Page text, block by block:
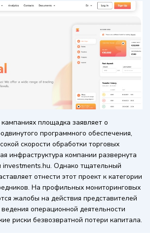
площадка заявляет о
программного обеспечения,
скорости обработки торговых
инфраструктура компании развернута
Однако тщательный
отнести этот проект к категории
На профильных мониторинговых
жалобы на действия представителей
операционной деятельности
риски безвозвратной потери капитала.